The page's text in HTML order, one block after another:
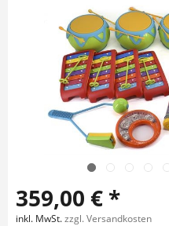
359,00 € *
inkl. MwSt.zzgl. Versandkosten